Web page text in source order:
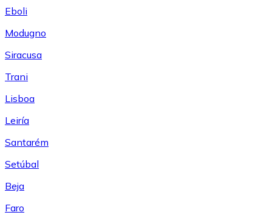
Eboli
Modugno
Siracusa
Trani
Lisboa
Leiría
Santarém
Setúbal
Beja
Faro